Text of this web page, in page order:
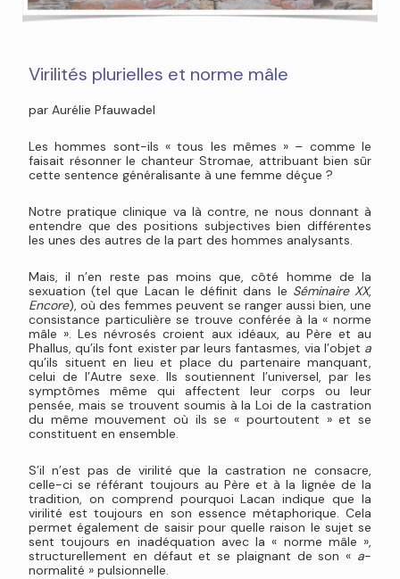
Virilités plurielles et norme mâle
par Aurélie Pfauwadel
Les hommes sont-ils « tous les mêmes » – comme le
faisait résonner le chanteur Stromae, attribuant bien sûr
cette sentence généralisante à une femme déçue ?
Notre pratique clinique va là contre, ne nous donnant à
entendre que des positions subjectives bien différentes
les unes des autres de la part des hommes analysants.
Mais, il n’en reste pas moins que, côté homme de la
sexuation (tel que Lacan le définit dans le Séminaire XX,
Encore), où des femmes peuvent se ranger aussi bien, une
consistance particulière se trouve conférée à la « norme
mâle ». Les névrosés croient aux idéaux, au Père et au
Phallus, qu’ils font exister par leurs fantasmes, via l’objet a
qu’ils situent en lieu et place du partenaire manquant,
celui de l’Autre sexe. Ils soutiennent l’universel, par les
symptômes même qui affectent leur corps ou leur
pensée, mais se trouvent soumis à la Loi de la castration
du même mouvement où ils se « pourtoutent » et se
constituent en ensemble.
S’il n’est pas de virilité que la castration ne consacre,
celle-ci se référant toujours au Père et à la lignée de la
tradition, on comprend pourquoi Lacan indique que la
virilité est toujours en son essence métaphorique. Cela
permet également de saisir pour quelle raison le sujet se
sent toujours en inadéquation avec la « norme mâle »,
structurellement en défaut et se plaignant de son « a-
normalité » pulsionnelle.